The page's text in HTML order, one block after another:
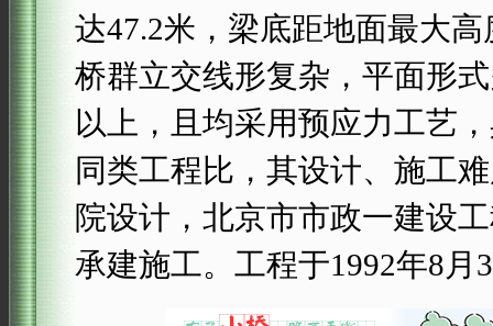
达47.2米，梁底距地面最大
桥群立交线形复杂，平面形
以上，且均采用预应力工艺
同类工程比，其设计、施工
院设计，北京市市政一建设
承建施工。工程于1992年8月